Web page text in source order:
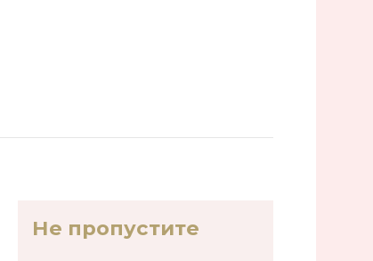
Не пропустите